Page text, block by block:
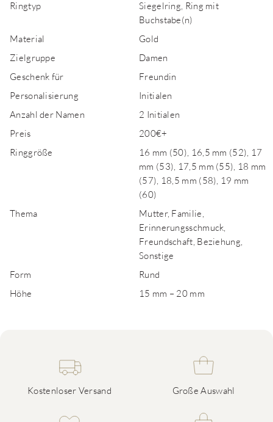
Ringtyp
Siegelring, Ring mit
Buchstabe(n)
Material
Gold
Zielgruppe
Damen
Geschenk für
Freundin
Personalisierung
Initialen
Anzahl der Namen
2 Initialen
Preis
200€+
Ringgröße
16 mm (50), 16,5 mm (52), 17
mm (53), 17,5 mm (55), 18 mm
(57), 18,5 mm (58), 19 mm
(60)
Thema
Mutter, Familie,
Erinnerungsschmuck,
Freundschaft, Beziehung,
Sonstige
Form
Rund
Höhe
15 mm – 20 mm
Kostenloser Versand Große Auswahl